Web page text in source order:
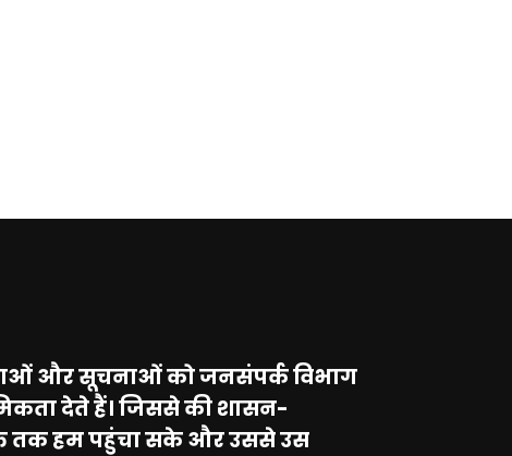
और सूचनाओं को जनसंपर्क विभाग
देते हैं। जिससे की शासन-
तक हम पहुंचा सके और उससे उस